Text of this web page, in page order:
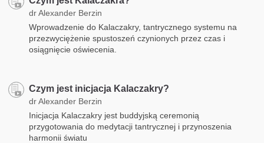
dr Alexander Berzin
Wprowadzenie do Kalaczakry, tantrycznego systemu na
przezwyciężenie spustoszeń czynionych przez czas i
osiągnięcie oświecenia.
Czym jest inicjacja Kalaczakry?
dr Alexander Berzin
Inicjacja Kalaczakry jest buddyjską ceremonią
przygotowania do medytacji tantrycznej i przynoszenia
harmonii światu